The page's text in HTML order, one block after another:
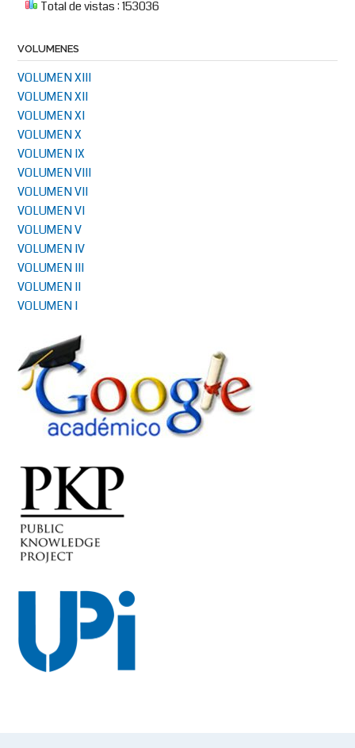
Total de vistas : 153036
VOLUMENES
VOLUMEN XIII
VOLUMEN XII
VOLUMEN XI
VOLUMEN X
VOLUMEN IX
VOLUMEN VIII
VOLUMEN VII
VOLUMEN VI
VOLUMEN V
VOLUMEN IV
VOLUMEN III
VOLUMEN II
VOLUMEN I